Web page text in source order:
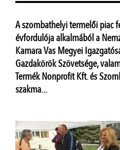
A szombathelyi termelői piac
évfordulója alkalmából a
Kamara Vas Megyei
Gazdakörök Szövetsége,
Termék Nonprofit Kft. és
szakma...